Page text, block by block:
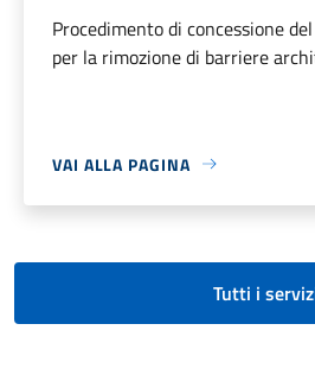
Procedimento di concessione
per la rimozione di barriere
VAI ALLA PAGINA
Tutti i